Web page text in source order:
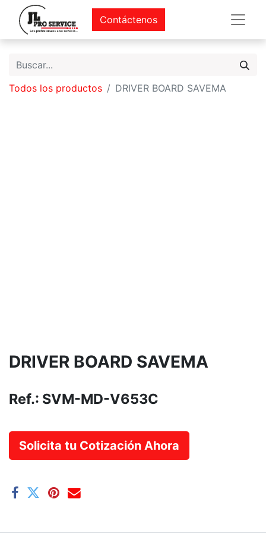
Contáctenos
Todos los productos DRIVER BOARD SAVEMA
DRIVER BOARD SAVEMA
Ref.: SVM-MD-V653C
Solicita tu Cotización Ahora